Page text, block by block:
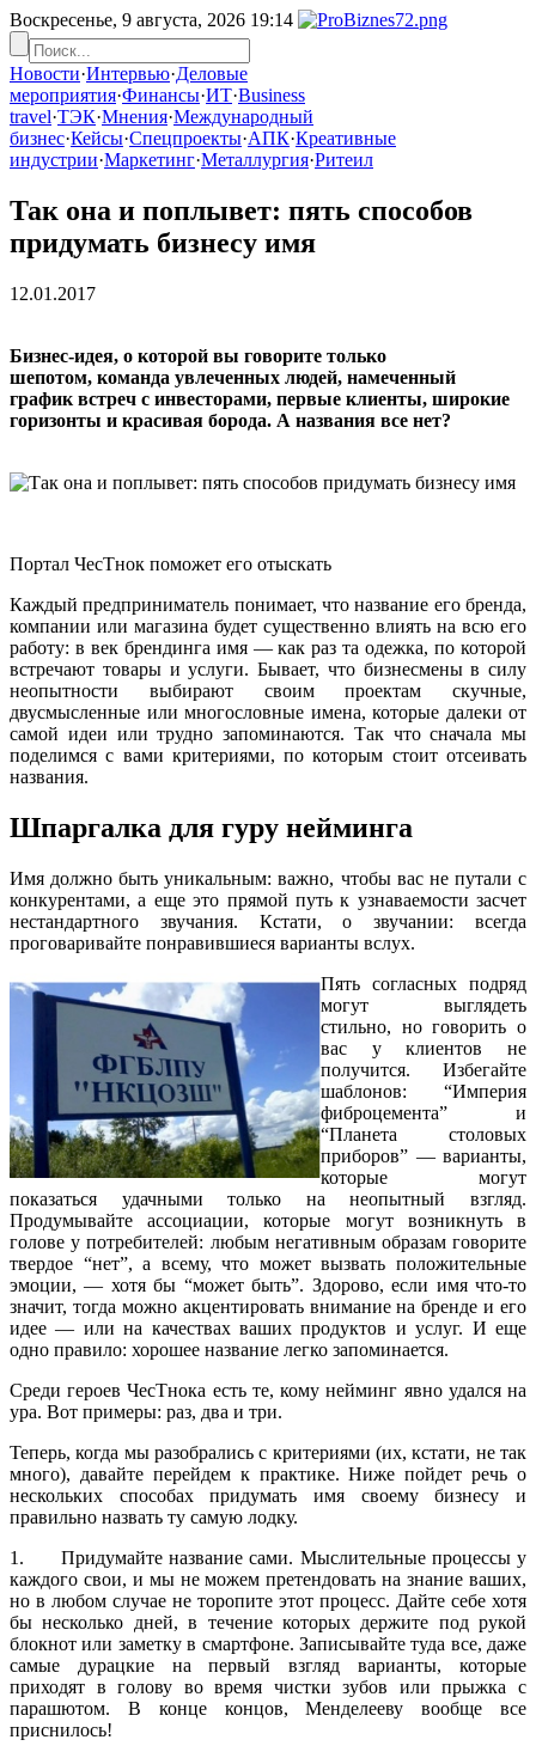
Воскресенье, 9 августа, 2026 19:14
Новости·Интервью·Деловые
мероприятия·Финансы·ИТ·Business
travel·ТЭК·Мнения·Международный
бизнес·Кейсы·Спецпроекты·АПК·Креативные
индустрии·Маркетинг·Металлургия·Ритеил
Так она и поплывет: пять способов
придумать бизнесу имя
12.01.2017
Бизнес-идея, о которой вы говорите только
шепотом, команда увлеченных людей, намеченный
график встреч с инвесторами, первые клиенты, широкие
горизонты и красивая борода. А названия все нет?
Портал ЧесТнок поможет его отыскать
Каждый предприниматель понимает, что название его бренда,
компании или магазина будет существенно влиять на всю его
работу: в век брендинга имя — как раз та одежка, по которой
встречают товары и услуги. Бывает, что бизнесмены в силу
неопытности выбирают своим проектам скучные,
двусмысленные или многословные имена, которые далеки от
самой идеи или трудно запоминаются. Так что сначала мы
поделимся с вами критериями, по которым стоит отсеивать
названия.
Шпаргалка для гуру нейминга
Имя должно быть уникальным: важно, чтобы вас не путали с
конкурентами, а еще это прямой путь к узнаваемости засчет
нестандартного звучания. Кстати, о звучании: всегда
проговаривайте понравившиеся варианты вслух.
Пять согласных подряд
могут выглядеть
стильно, но говорить о
вас у клиентов не
получится. Избегайте
шаблонов: “Империя
фиброцемента” и
“Планета столовых
приборов” — варианты,
которые могут
показаться удачными только на неопытный взгляд.
Продумывайте ассоциации, которые могут возникнуть в
голове у потребителей: любым негативным образам говорите
твердое “нет”, а всему, что может вызвать положительные
эмоции, — хотя бы “может быть”. Здорово, если имя что-то
значит, тогда можно акцентировать внимание на бренде и его
идее — или на качествах ваших продуктов и услуг. И еще
одно правило: хорошее название легко запоминается.
Среди героев ЧесТнока есть те, кому нейминг явно удался на
ура. Вот примеры: раз, два и три.
Теперь, когда мы разобрались с критериями (их, кстати, не так
много), давайте перейдем к практике. Ниже пойдет речь о
нескольких способах придумать имя своему бизнесу и
правильно назвать ту самую лодку.
1. Придумайте название сами. Мыслительные процессы у
каждого свои, и мы не можем претендовать на знание ваших,
но в любом случае не торопите этот процесс. Дайте себе хотя
бы несколько дней, в течение которых держите под рукой
блокнот или заметку в смартфоне. Записывайте туда все, даже
самые дурацкие на первый взгляд варианты, которые
приходят в голову во время чистки зубов или прыжка с
парашютом. В конце концов, Менделееву вообще все
приснилось!